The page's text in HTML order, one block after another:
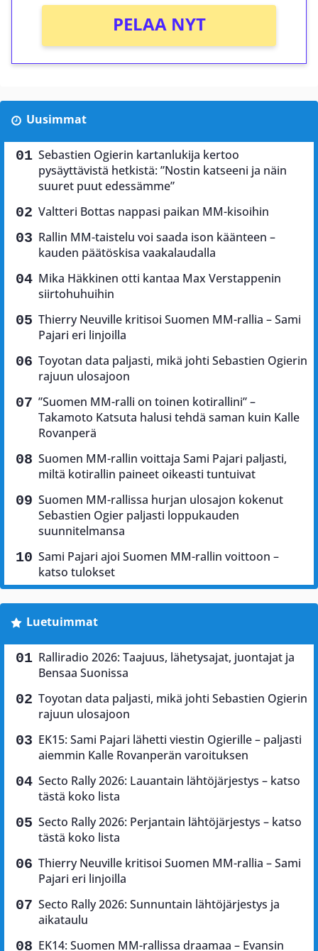
PELAA NYT
Uusimmat
Sebastien Ogierin kartanlukija kertoo
pysäyttävistä hetkistä: ”Nostin katseeni ja näin
suuret puut edessämme”
Valtteri Bottas nappasi paikan MM-kisoihin
Rallin MM-taistelu voi saada ison käänteen –
kauden päätöskisa vaakalaudalla
Mika Häkkinen otti kantaa Max Verstappenin
siirtohuhuihin
Thierry Neuville kritisoi Suomen MM-rallia – Sami
Pajari eri linjoilla
Toyotan data paljasti, mikä johti Sebastien Ogierin
rajuun ulosajoon
”Suomen MM-ralli on toinen kotirallini” –
Takamoto Katsuta halusi tehdä saman kuin Kalle
Rovanperä
Suomen MM-rallin voittaja Sami Pajari paljasti,
miltä kotirallin paineet oikeasti tuntuivat
Suomen MM-rallissa hurjan ulosajon kokenut
Sebastien Ogier paljasti loppukauden
suunnitelmansa
Sami Pajari ajoi Suomen MM-rallin voittoon –
katso tulokset
Luetuimmat
Ralliradio 2026: Taajuus, lähetysajat, juontajat ja
Bensaa Suonissa
Toyotan data paljasti, mikä johti Sebastien Ogierin
rajuun ulosajoon
EK15: Sami Pajari lähetti viestin Ogierille – paljasti
aiemmin Kalle Rovanperän varoituksen
Secto Rally 2026: Lauantain lähtöjärjestys – katso
tästä koko lista
Secto Rally 2026: Perjantain lähtöjärjestys – katso
tästä koko lista
Thierry Neuville kritisoi Suomen MM-rallia – Sami
Pajari eri linjoilla
Secto Rally 2026: Sunnuntain lähtöjärjestys ja
aikataulu
EK14: Suomen MM-rallissa draamaa – Evansin